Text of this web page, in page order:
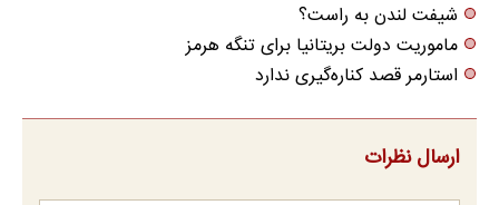
شیفت لندن به راست؟
ماموریت دولت بریتانیا برای تنگه هرمز
استارمر قصد کناره‌گیری ندارد
ارسال نظرات